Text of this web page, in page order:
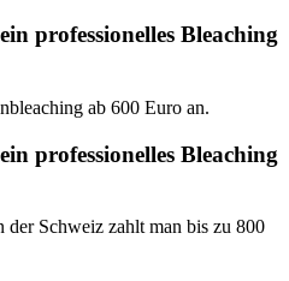
professionelles Bleaching
ab 600 Euro an.
professionelles Bleaching
Schweiz zahlt man bis zu 800